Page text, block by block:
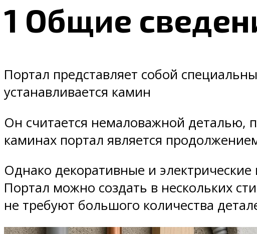
1 Общие
Портал представляет собой
устанавливается камин
Он считается немаловажной деталью,
каминах портал является
Однако декоративные и
Портал можно создать в нескольких
не требуют большого количества